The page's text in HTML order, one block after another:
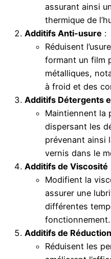
assurant ainsi
thermique de
Additifs Anti-usure :
Réduisent
formant un film
métalliques,
à froid et des
Additifs Détergents
Maintiennent la
dispersant les
prévenant ainsi
vernis dans le
Additifs de Viscosité
Modifient la
assurer une
différentes
fonctionnement.
Additifs de
Réduisent les